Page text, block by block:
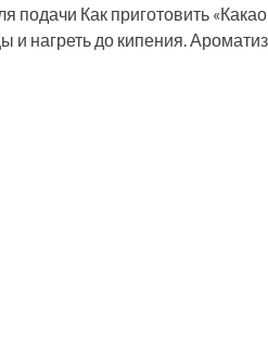
подачи Как приготовить
и нагреть до кипения.